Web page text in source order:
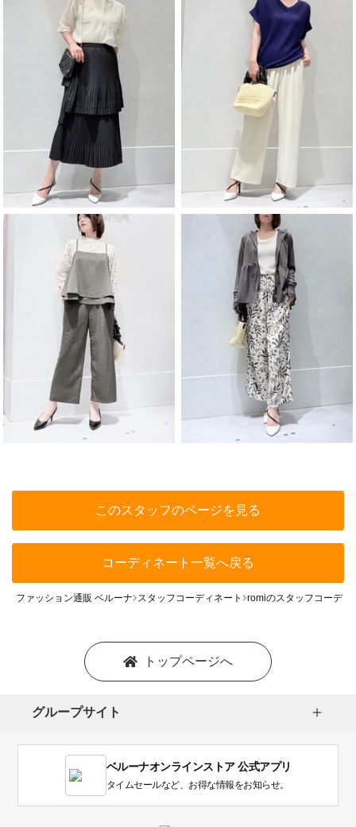
このスタッフのページを見る
コーディネート一覧へ戻る
ファッション通販 ベルーナ スタッフコーディネート romiのスタッフコーディ
トップページへ
グループサイト
ベルーナオンラインストア 公式アプリ
タイムセールなど、お得な情報をお知らせ。